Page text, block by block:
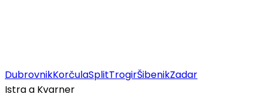
DubrovnikKorčulaSplitTrogirŠibenikZadar
Istra a Kvarner